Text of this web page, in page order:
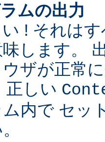
ムの出力
! それは
します。
ウザが正常
正しい
内で セッ